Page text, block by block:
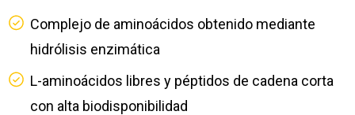
Complejo de aminoácidos obtenido mediante
hidrólisis enzimática
L-aminoácidos libres y péptidos de cadena corta
con alta biodisponibilidad